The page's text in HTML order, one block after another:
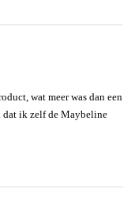
wat meer was dan een
dat ik zelf de Maybeline